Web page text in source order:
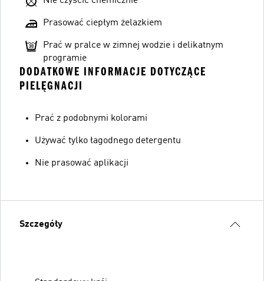
Prasować ciepłym żelazkiem
Prać w pralce w zimnej wodzie i delikatnym
programie
DODATKOWE INFORMACJE DOTYCZĄCE
PIELĘGNACJI
Prać z podobnymi kolorami
Używać tylko łagodnego detergentu
Nie prasować aplikacji
Szczegóły